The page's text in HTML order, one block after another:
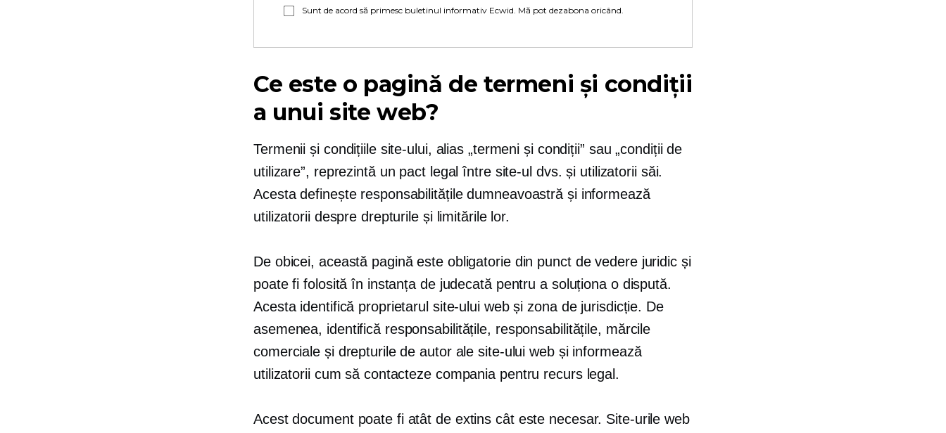
Sunt de acord să primesc buletinul informativ Ecwid. Mă pot dezabona oricând.
Ce este o pagină de termeni și condiții
a unui site web?
Termenii și condițiile site-ului, alias „termeni și condiții” sau „condiții de
utilizare”, reprezintă un pact legal între site-ul dvs. și utilizatorii săi.
Acesta definește responsabilitățile dumneavoastră și informează
utilizatorii despre drepturile și limitările lor.
De obicei, această pagină este obligatorie din punct de vedere juridic și
poate fi folosită în instanța de judecată pentru a soluționa o dispută.
Acesta identifică proprietarul site-ului web și zona de jurisdicție. De
asemenea, identifică responsabilitățile, responsabilitățile, mărcile
comerciale și drepturile de autor ale site-ului web și informează
utilizatorii cum să contacteze compania pentru recurs legal.
Acest document poate fi atât de extins cât este necesar. Site-urile web